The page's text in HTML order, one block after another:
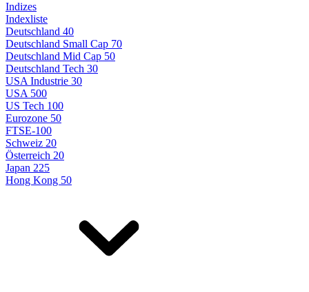
Indizes
Indexliste
Deutschland 40
Deutschland Small Cap 70
Deutschland Mid Cap 50
Deutschland Tech 30
USA Industrie 30
USA 500
US Tech 100
Eurozone 50
FTSE-100
Schweiz 20
Österreich 20
Japan 225
Hong Kong 50